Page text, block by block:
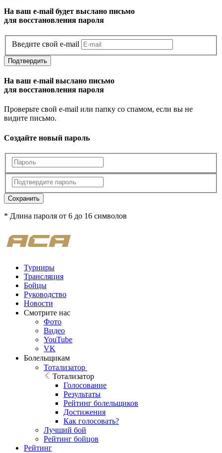
На ваш e-mail будет выслано письмо
для восстановления пароля
Введите свой e-mail
Подтвердить
На ваш e-mail выслано письмо
для восстановления пароля
Проверьте свой e-mail или папку со спамом, если вы не
видите письмо.
Создайте новый пароль
Сохранить
* Длина пароля от 6 до 16 символов
Турниры
Трансляция
Бойцы
Руководство
Новости
Смотрите нас
Фото
Видео
YouTube
VK
Болельщикам
Тотализатор
Тотализатор
Голосование
Результаты
Рейтинг болельщиков
Достижения
Как голосовать?
Лучший бой
Рейтинг бойцов
Рейтинг